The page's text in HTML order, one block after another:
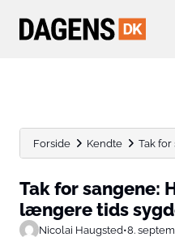
Forside Kendte Tak
Tak for sangene:
længere tids
Nicolai Haugsted•8.